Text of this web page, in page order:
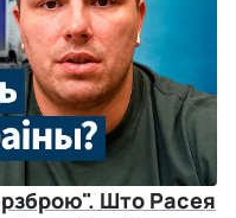
Што Расея